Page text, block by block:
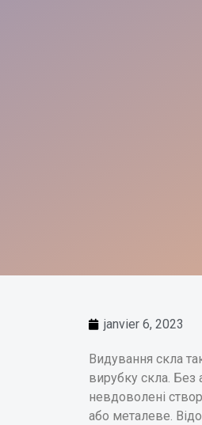
janvier 6, 2023
Видування скла
вирубку скла. Без
невдоволені
або металеве.